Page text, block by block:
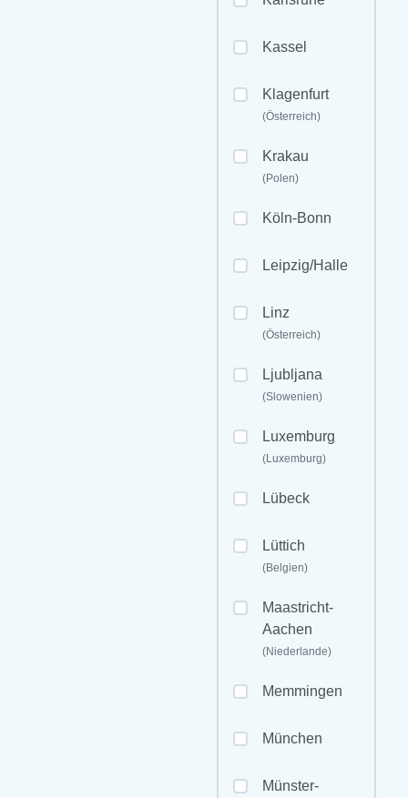
Kassel
Klagenfurt
(Österreich)
Krakau
(Polen)
Köln-Bonn
Leipzig/Halle
Linz
(Österreich)
Ljubljana
(Slowenien)
Luxemburg
(Luxemburg)
Lübeck
Lüttich
(Belgien)
Maastricht-
Aachen
(Niederlande)
Memmingen
München
Münster-